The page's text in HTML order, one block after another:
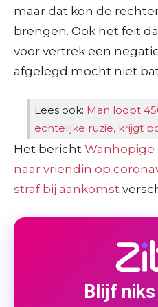
maar dat kon de
brengen. Ook het feit
voor vertrek een
afgelegd mocht niet
Lees ook: Man loopt
echtelijke ruzie, krijgt
Het bericht Wanhopige
naar vriendin op
straf bij aankomst
Blijf